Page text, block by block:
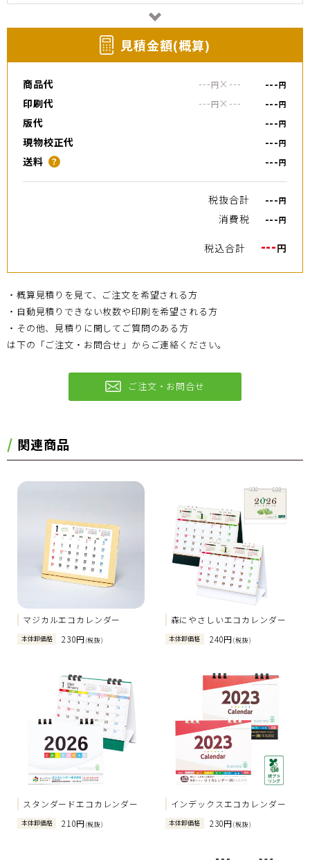
⾒積⾦額(概算)
商品代 ---円×--- ---円
印刷代 ---円×--- ---円
版代 ---円
現物校正代 ---円
送料 ？ ---円
税抜合計 ---円
消費税 ---円
税込合計 ---円
・概算見積りを見て、ご注文を希望される方
・自動見積りできない枚数や印刷を希望される方
・その他、見積りに関してご質問のある方
は下の「ご注文・お問合せ」からご連絡ください。
ご注文・お問合せ
関連商品
マジカルエコカレンダー
本体卸価格 230円(税抜)
森にやさしいエコカレンダー
本体卸価格 240円(税抜)
スタンダードエコカレンダー
本体卸価格 210円(税抜)
インデックスエコカレンダー
本体卸価格 230円(税抜)